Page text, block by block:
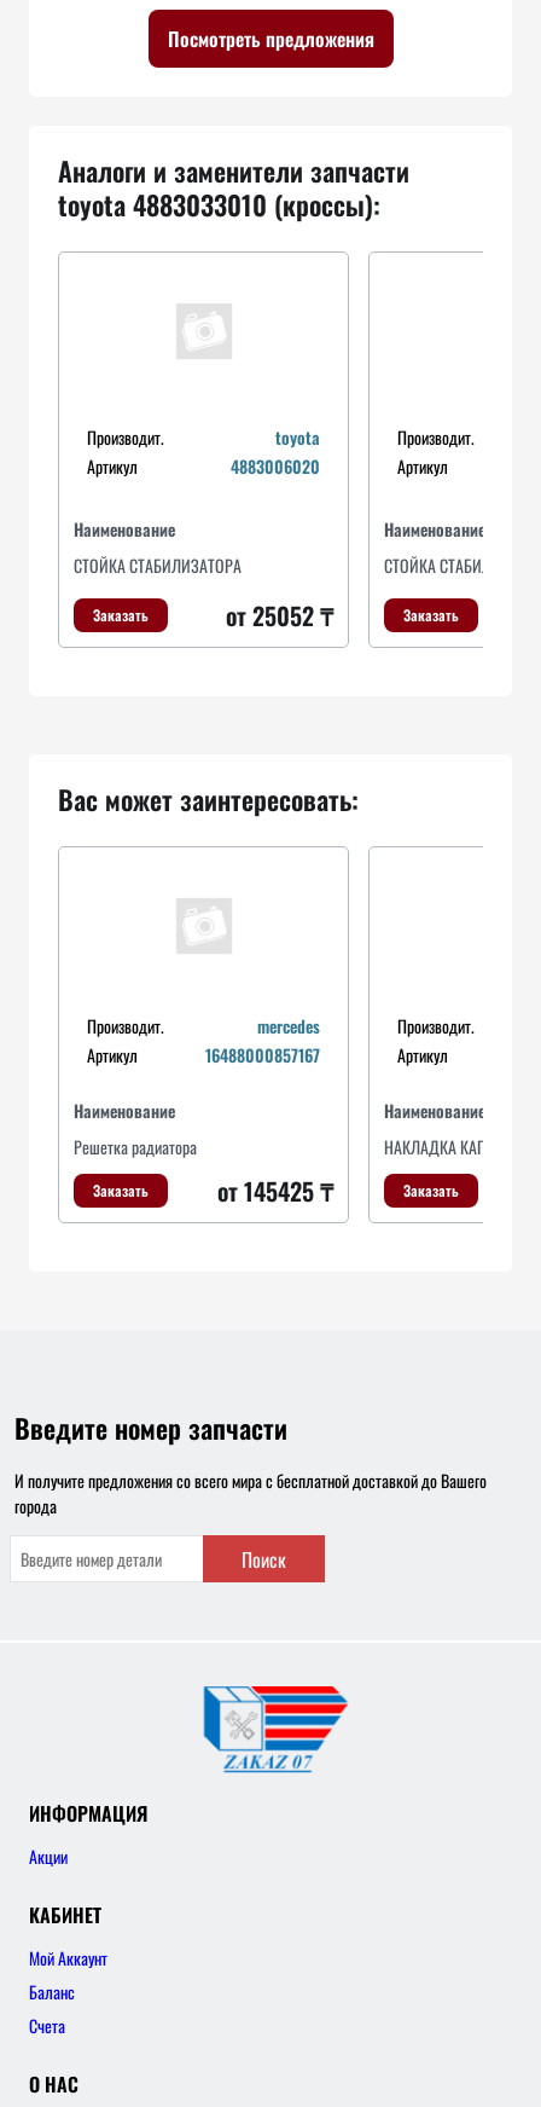
Посмотреть предложения
Аналоги и заменители запчасти
toyota 4883033010 (кроссы):
Производит.
toyota
Артикул
4883006020
Наименование
СТОЙКА СТАБИЛИЗАТОРА
Заказать от 25052 ₸
Производит.
Артикул
Наименование
СТОЙКА
Заказать
Вас может заинтересовать:
Производит.
mercedes
Артикул
16488000857167
Наименование
Решетка радиатора
Заказать от 145425 ₸
Производит.
Артикул
Наименование
НАКЛАДКА КАПОТА
Заказать
Введите номер запчасти
И получите предложения со всего мира с бесплатной доставкой до Вашего
города
Поиск
ИНФОРМАЦИЯ
Акции
КАБИНЕТ
Мой Аккаунт
Баланс
Счета
О НАС